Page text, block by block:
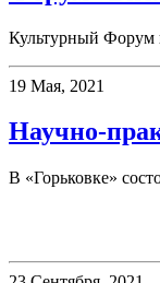
Культурный Форум
19 Мая, 2021
Научно-
В «Горьковке»